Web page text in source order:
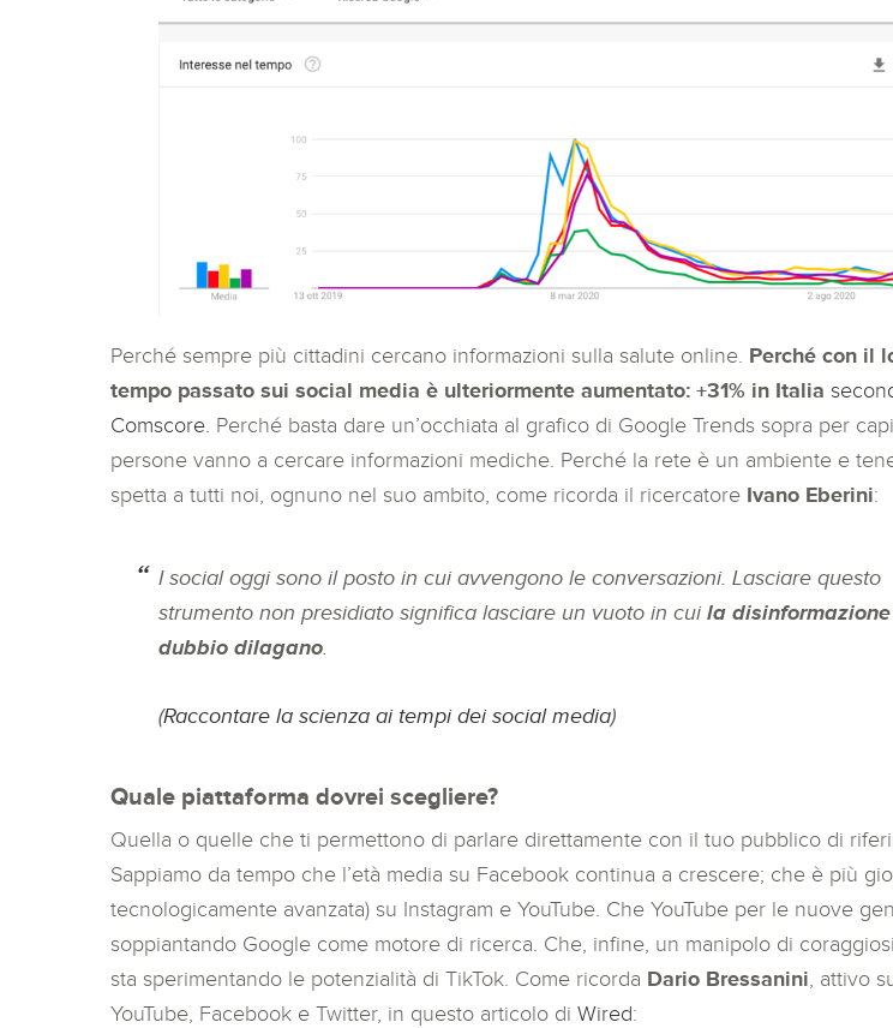
Perché sempre più cittadini cercano informazioni sulla salute online. Perché con il
tempo passato sui social media è ulteriormente aumentato: +31% in Italia
Comscore. Perché basta dare un’occhiata al grafico di Google Trends sopra per
persone vanno a cercare informazioni mediche. Perché la rete è un ambiente e
spetta a tutti noi, ognuno nel suo ambito, come ricorda il ricercatore Ivano Eberini:
I social oggi sono il posto in cui avvengono le conversazioni. Lasciare questo
strumento non presidiato significa lasciare un vuoto in cui la
dubbio dilagano.
(Raccontare la scienza ai tempi dei social media)
Quale piattaforma dovrei scegliere?
Quella o quelle che ti permettono di parlare direttamente con il tuo pubblico di
Sappiamo da tempo che l’età media su Facebook continua a crescere; che è più
tecnologicamente avanzata) su Instagram e YouTube. Che YouTube per le nuove
soppiantando Google come motore di ricerca. Che, infine, un manipolo di
sta sperimentando le potenzialità di TikTok. Come ricorda Dario Bressanini, attivo
YouTube, Facebook e Twitter, in questo articolo di Wired: